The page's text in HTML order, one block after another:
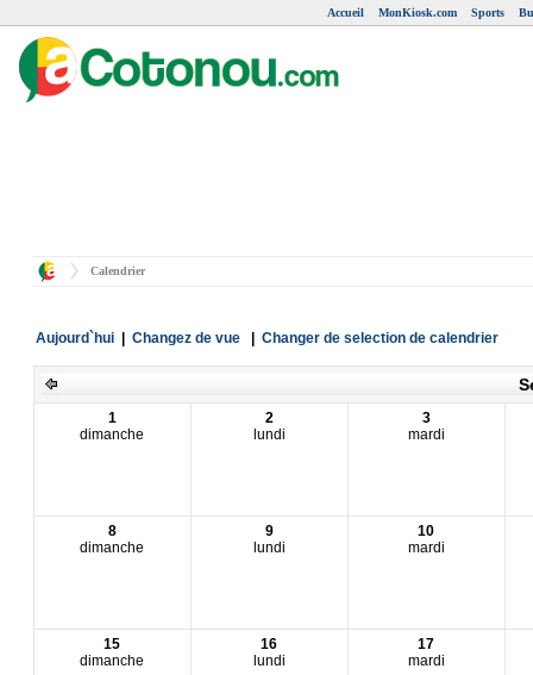
Accueil MonKiosk.com Sports
Calendrier
Aujourd`hui| Changez de vue| Changer de selection de calendrier
1
dimanche
2
lundi
3
mardi
8
dimanche
9
lundi
10
mardi
15
dimanche
16
lundi
17
mardi